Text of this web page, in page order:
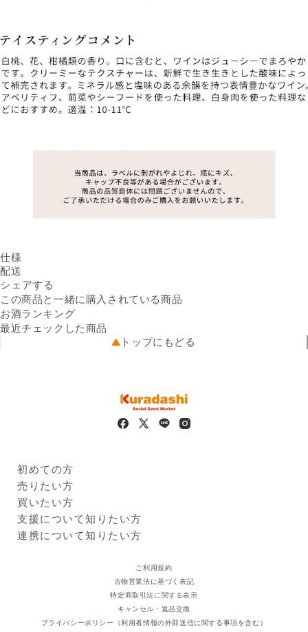
仕様
内容量
原産国名
ェDOC（ズートティロル
商品名
白
株式会社クラダシ 一関営業所
岩手県一関市駅前38番地1 テ
ラス石橋2階 事務所3
商品画像はイメージのため、実際の商品と異なる場合がござい
ます。
本サービスに掲載しているアレルギー情報は、登録時点におけ
るメーカー提供情報に基づいています。原材料の変更、製造ラ
法令により20歳未満への酒類販売はいたしません。20歳未満
の飲酒は法律で禁止されています。
配送
送料
可能性があります。
出荷元
配送業者
全国
シェアする
この商品と一緒に購入されている商品
お酒ランキング
最近チェックした商品
トップにもどる
初めての方
Kuradashiとは
ご利用ガイド
売りたい方
クラダシに出品する
出品企業
買いたい方
商品一覧
ログイン・新規登録
支援について知りたい方
支援レポート
連携について知りたい方
ご利用規約
古物営業法に基づく表記
特定商取引法に関する表示
キャンセル・返品交換
プライバシーポリシー（利用者情報の外部送信に関する事項を含む）